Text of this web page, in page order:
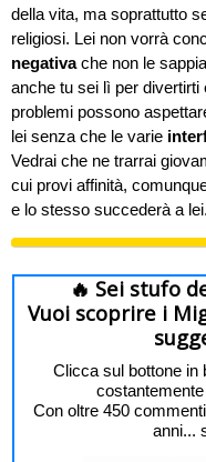
della vita, ma soprattutto
religiosi. Lei non vorrà
negativache non le
anche tu sei lì per
problemi possono
lei senza che le varie
Vedrai che ne trarrai
cui provi affinità,
e lo stesso succederà a lei.
🔥 Sei stufo
Vuoi scoprire i
Clicca sul bottone in
Con oltre 450
anni...